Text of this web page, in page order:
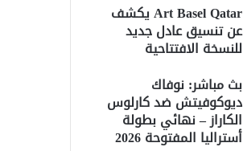
Art Basel Qatar يكشف
عن تنسيق عادل جديد
للنسخة الافتتاحية
بث مباشر: نوفاك
ديوكوفيتش ضد كارلوس
الكاراز – نهائي بطولة
أستراليا المفتوحة 2026